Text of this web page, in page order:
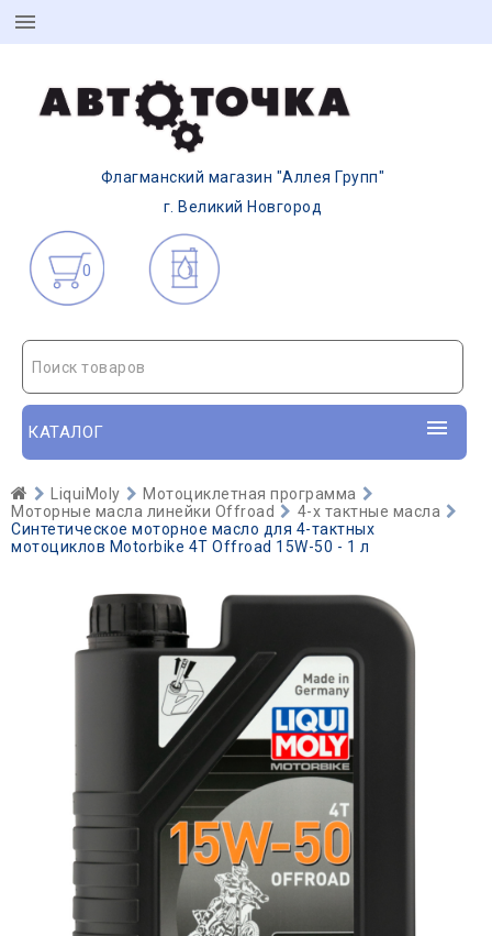
Флагманский магазин "Аллея Групп"
г. Великий Новгород
0
Поиск товаров
КАТАЛОГ
LiquiMoly
Мотоциклетная программа
Моторные масла линейки Offroad
4-х тактные масла
Синтетическое моторное масло для 4-тактных
мотоциклов Motorbike 4T Offroad 15W-50 - 1 л